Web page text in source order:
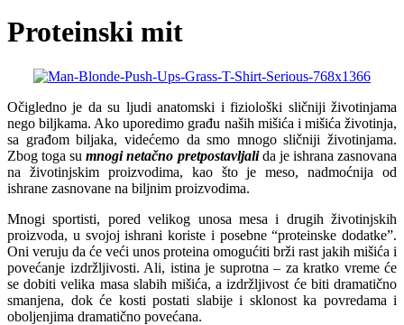
Proteinski mit
Očigledno je da su ljudi anatomski i fiziološki sličniji životinjama
nego biljkama. Ako uporedimo građu naših mišića i mišića životinja,
sa građom biljaka, videćemo da smo mnogo sličniji životinjama.
Zbog toga sumnogi netačno pretpostavljalida je ishrana zasnovana
na životinjskim proizvodima, kao što je meso, nadmoćnija od
ishrane zasnovane na biljnim proizvodima.
Mnogi sportisti, pored velikog unosa mesa i drugih životinjskih
proizvoda, u svojoj ishrani koriste i posebne “proteinske dodatke”.
Oni veruju da će veći unos proteina omogućiti brži rast jakih mišića i
povećanje izdržljivosti. Ali, istina je suprotna – za kratko vreme će
se dobiti velika masa slabih mišića, a izdržljivost će biti dramatično
smanjena, dok će kosti postati slabije i sklonost ka povredama i
oboljenjima dramatično povećana.